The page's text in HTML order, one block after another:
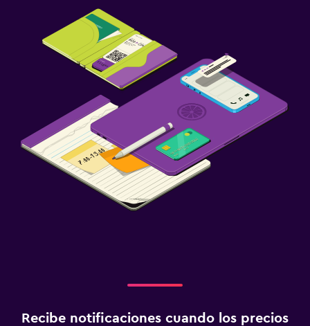
Estacionamiento y transporte
Traslado al aeropuerto (con cargos)
Estacionamiento gratuito
Estacionamiento privado
Servicio de traslado (cargo adicional)
Sistema de entretenimiento
TV de pantalla plana
TV por cable o vía satélite
Áreas designadas para fumadores
Recibe notificaciones cuando los precios